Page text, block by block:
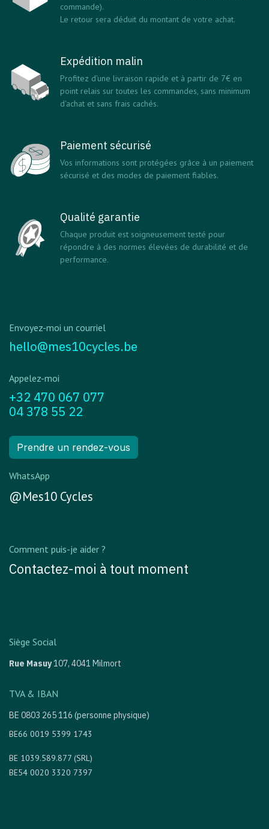
commande).
Le retour sera déduit du montant de votre achat.
Expédition malin
Profitez d’une livraison rapide et à partir de 7€ en
point relais sur toutes les commandes, sans minimum
d'achat et sans frais cachés.
Paiement sécurisé
Vos informations sont protégées grâce à un paiement
sécurisé et des modes de paiement fiables.
Qualité garantie
Chaque produit est soigneusement testé pour
répondre à des normes élevées de durabilité et de
performance.
Envoyez-moi un courriel
hello@mes10cycles.be
Appelez-moi
+32 470 067 077
04 378 55 22
Prendre un rendez-vous
WhatsApp
@Mes10 Cycles
Comment puis-je aider ?
Contactez-moi à tout moment
Siège Social
Rue Masuy107, 4041 Milmort
TVA & IBAN
BE 0803 265 116 (personne physique)
BE66 0019 5399 1743
BE 1039.589.877 (SRL)
BE54 0020 3320 7397